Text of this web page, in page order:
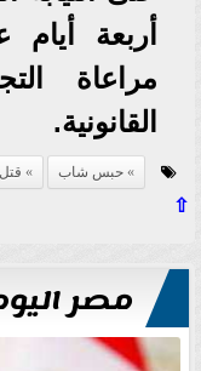
أربعة
مراعاة
القانونية.
حبس شاب
⇧
مصر